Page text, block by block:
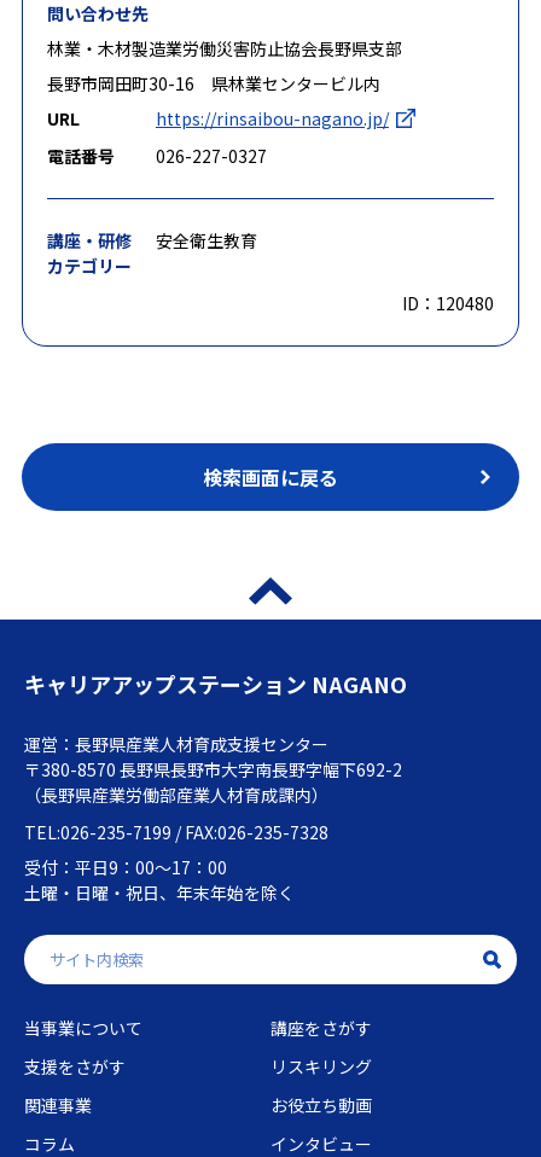
問い合わせ先
林業・木材製造業労働災害防止協会長野県支部
長野市岡田町30-16 県林業センタービル内
URL
https://rinsaibou-nagano.jp/
電話番号
026-227-0327
講座・研修
カテゴリー
安全衛生教育
ID：120480
検索画面に戻る
キャリアアップステーション NAGANO
運営：長野県産業人材育成支援センター
〒380-8570 長野県長野市大字南長野字幅下692-2
（長野県産業労働部産業人材育成課内）
TEL:026-235-7199 / FAX:026-235-7328
受付：平日9：00～17：00
土曜・日曜・祝日、年末年始を除く
当事業について
講座をさがす
支援をさがす
リスキリング
関連事業
お役立ち動画
コラム
インタビュー